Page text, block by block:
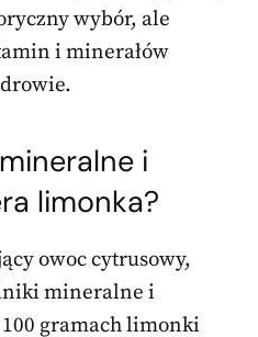
wybór, ale
i minerałów
i
limonka?
owoc cytrusowy,
mineralne i
gramach limonki